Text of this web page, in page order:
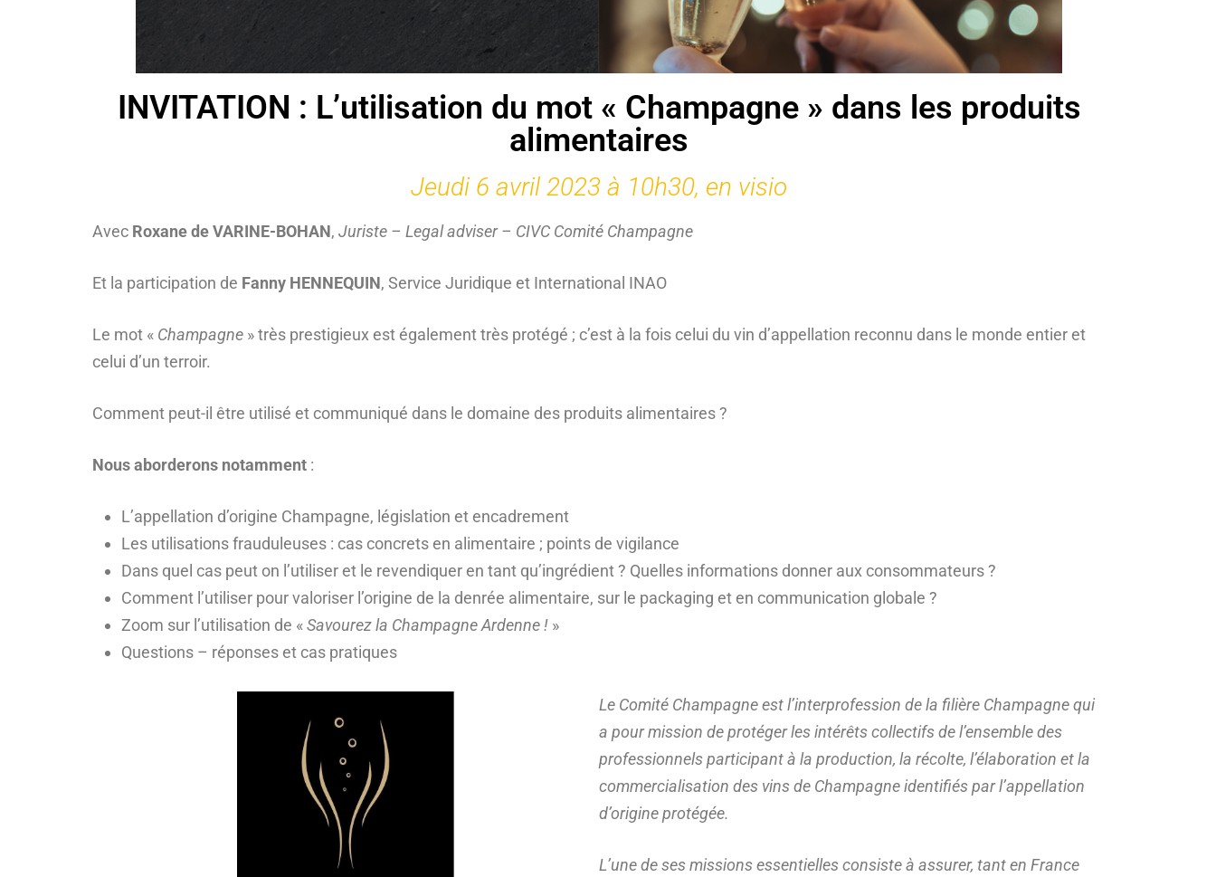
INVITATION : L’utilisation du mot « Champagne » dans les produits
alimentaires
Jeudi 6 avril 2023 à 10h30, en visio
Avec Roxane de VARINE-BOHAN, Juriste – Legal adviser – CIVC Comité Champagne
Et la participation de Fanny HENNEQUIN, Service Juridique et International INAO
Le mot « Champagne » très prestigieux est également très protégé ; c’est à la fois celui du vin d’appellation reconnu dans le monde entier et
celui d’un terroir.
Comment peut-il être utilisé et communiqué dans le domaine des produits alimentaires ?
Nous aborderons notamment :
L’appellation d’origine Champagne, législation et encadrement
Les utilisations frauduleuses : cas concrets en alimentaire ; points de vigilance
Dans quel cas peut on l’utiliser et le revendiquer en tant qu’ingrédient ? Quelles informations donner aux consommateurs ?
Comment l’utiliser pour valoriser l’origine de la denrée alimentaire, sur le packaging et en communication globale ?
Zoom sur l’utilisation de «Savourez la Champagne Ardenne ! »
Questions – réponses et cas pratiques
Le Comité Champagne est l’interprofession de la filière Champagne qui
a pour mission de protéger les intérêts collectifs de l’ensemble des
professionnels participant à la production, la récolte, l’élaboration et la
commercialisation des vins de Champagne identifiés par l’appellation
d’origine protégée.
L’une de ses missions essentielles consiste à assurer, tant en France